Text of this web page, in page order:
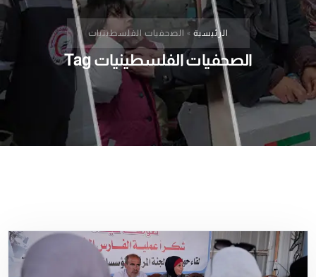
الرئيسية » الصحفيات الفلسطينيات
الصحفيات الفلسطينيات Tag